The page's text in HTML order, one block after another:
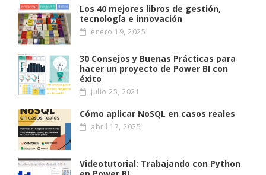
Los 40 mejores libros de gestión,
tecnología e innovación
enero 19, 2025
30 Consejos y Buenas Prácticas para
hacer un proyecto de Power BI con
éxito
julio 25, 2021
Cómo aplicar NoSQL en casos reales
abril 17, 2025
Videotutorial: Trabajando con Python